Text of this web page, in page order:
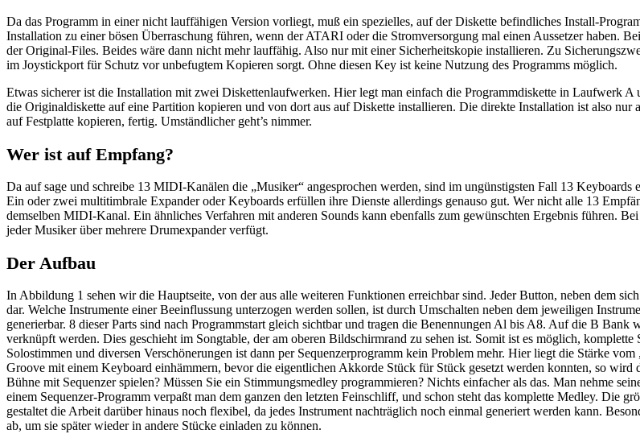
Da das Programm in einer nicht lauffähigen Version vorliegt, muß ein spezielles, auf der Diskette befindliches Install-
Installation zu einer bösen Überraschung führen, wenn der ATARI oder die Stromversorgung mal einen Aussetzer haben.
der Original-Files. Beides wäre dann nicht mehr lauffähig. Also nur mit einer Sicherheitskopie installieren. Zu
im Joystickport für Schutz vor unbefugtem Kopieren sorgt. Ohne diesen Key ist keine Nutzung des Programms möglich.
Etwas sicherer ist die Installation mit zwei Diskettenlaufwerken. Hier legt man einfach die Programmdiskette in Laufwerk
die Originaldiskette auf eine Partition kopieren und von dort aus auf Diskette installieren. Die direkte Installation ist also
auf Festplatte kopieren, fertig. Umständlicher geht’s nimmer.
Wer ist auf Empfang?
Da auf sage und schreibe 13 MIDI-Kanälen die „Musiker“ angesprochen werden, sind im ungünstigsten Fall 13
Ein oder zwei multitimbrale Expander oder Keyboards erfüllen ihre Dienste allerdings genauso gut. Wer nicht alle 13
demselben MIDI-Kanal. Ein ähnliches Verfahren mit anderen Sounds kann ebenfalls zum gewünschten Ergebnis führen.
jeder Musiker über mehrere Drumexpander verfügt.
Der Aufbau
In Abbildung 1 sehen wir die Hauptseite, von der aus alle weiteren Funktionen erreichbar sind. Jeder Button, neben dem
dar. Welche Instrumente einer Beeinflussung unterzogen werden sollen, ist durch Umschalten neben dem jeweiligen
generierbar. 8 dieser Parts sind nach Programmstart gleich sichtbar und tragen die Benennungen Al bis A8. Auf die B
verknüpft werden. Dies geschieht im Songtable, der am oberen Bildschirmrand zu sehen ist. Somit ist es möglich,
Solostimmen und diversen Verschönerungen ist dann per Sequenzerprogramm kein Problem mehr. Hier liegt die Stärke
Groove mit einem Keyboard einhämmern, bevor die eigentlichen Akkorde Stück für Stück gesetzt werden konnten, so wird
Bühne mit Sequenzer spielen? Müssen Sie ein Stimmungsmedley programmieren? Nichts einfacher als das. Man nehme
einem Sequenzer-Programm verpaßt man dem ganzen den letzten Feinschliff, und schon steht das komplette Medley. Die
gestaltet die Arbeit darüber hinaus noch flexibel, da jedes Instrument nachträglich noch einmal generiert werden kann.
ab, um sie später wieder in andere Stücke einladen zu können.